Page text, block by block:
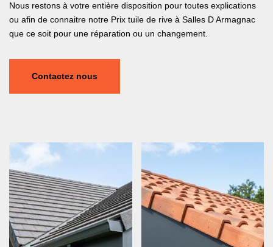
Nous restons à votre entière disposition pour toutes explications
ou afin de connaitre notre Prix tuile de rive à Salles D Armagnac
que ce soit pour une réparation ou un changement.
Contactez nous